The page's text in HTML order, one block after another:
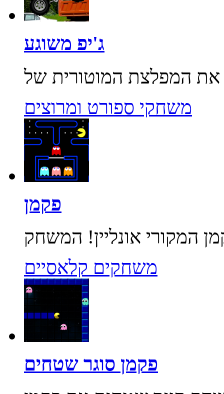
ג'יפ משוגע
משחקי ספורט ומרוצים
פקמן
משחקים קלאסיים
פקמן סוגר שטחים